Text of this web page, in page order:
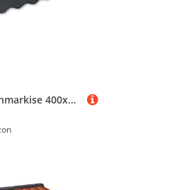
Jawoll Kassettenmarkise 400x250 cm, Markisenstoff anthrazit (Profilfarbe: Anthrazit), Sonnenschutz mit Markisenkrubel, Schattenspender, Sonnensegel, Hülsenmarkise UV- beständig & Wasserabweisend